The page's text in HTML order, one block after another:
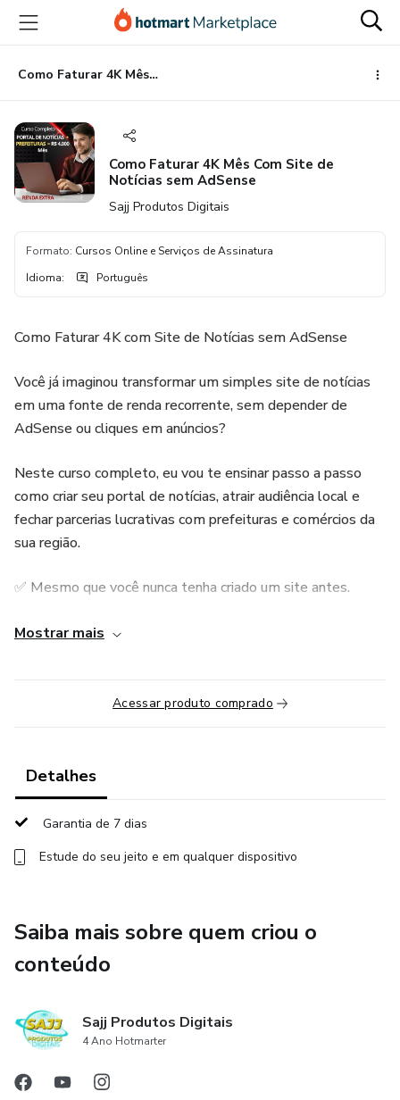
para
conteúdo
principal
para
pagamento
para
rodapé
Como Faturar 4K Mês Com Site de Notícias sem AdSense
Como Faturar 4K Mês Com Site de
Notícias sem AdSense
Sajj Produtos Digitais
Formato: Cursos Online e Serviços de Assinatura
Idioma: Português
Como Faturar 4K com Site de Notícias sem AdSense
Você já imaginou transformar um simples site de notícias
em uma fonte de renda recorrente, sem depender de
AdSense ou cliques em anúncios?
Neste curso completo, eu vou te ensinar passo a passo
como criar seu portal de notícias, atrair audiência local e
fechar parcerias lucrativas com prefeituras e comércios da
sua região.
✅ Mesmo que você nunca tenha criado um site antes.
✅ Funciona em cidades pequenas e médias, onde há pouca
✅ Modelo validado que pode gerar R$4.000 ou mais por
mês.
📚 O que você vai aprender:
🔹 Como criar e estruturar seu site de notícias do zero
🔹 Estratégias de SEO simples para aparecer no Google
WhatsApp locais
🔹 O segredo para indexar suas matérias rapidamente no
🔹 Passo a passo para fechar parcerias com prefeituras
🔹 Outras formas de monetização além das prefeituras
Mostrar mais
Acessar produto comprado
Detalhes
Garantia de 7 dias
Estude do seu jeito e em qualquer dispositivo
Saiba mais sobre quem criou o
conteúdo
Sajj Produtos Digitais
4 Ano Hotmarter